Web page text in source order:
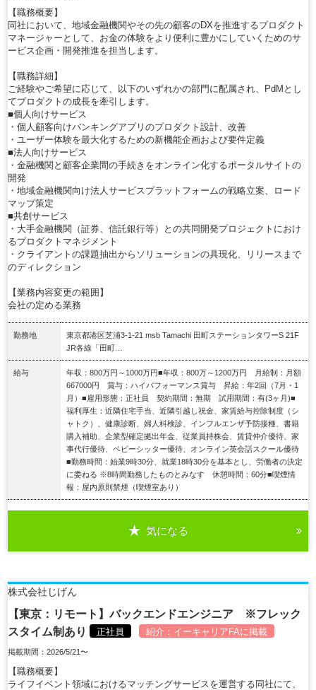
【職務概要】
同社において、地域金融機関やその先の顧客のDXを推進するプロダクト
マネージャーとして、お金の体験をより便利に豊かにしていくためのサ
ービス企画・開発推進を担当します。
【職務詳細】
ご経験やご希望に応じて、以下のいずれかの部門に配属され、PdMとし
てプロダクトの成長を牽引します。
■個人向けサービス
・個人顧客向けバンキングアプリのプロダクト設計、改善
・ユーザー体験を最大化するための新機能企画および要件定義
■法人向けサービス
・金融機関と顧客企業間の手続きをオンライン化するポータルサイトの
開発
・地域金融機関向け法人サービスプラットフォームの戦略立案、ロード
マップ策定
■共創サービス
・大手金融機関（証券、信託銀行等）との共同開発プロジェクトにおけ
るプロダクトマネジメント
・クライアントの課題抽出からソリューションの具現化、リリースまで
のディレクション
【業務内容変更の範囲】
会社の定める業務
勤務地
東京都港区芝浦3-1-21 msb Tamachi 田町ステーションタワーS 21F
JR各線「田町…
給与
年収：800万円～1000万円■年収：800万～1200万円 月給制：月額
667000円 賞与：ハイパフォーマンス賞与 昇給：年2回（7月・1
月）■雇用形態：正社員 契約期間：無期 試用期間：有(3ヶ月)■
福利厚生：近隣住宅手当、近隣引越し祝金、家賃給与控除制度（シ
ャトク）、健康診断、婦人科検診、インフルエンザ予防接種、書籍
購入補助、企業型確定拠出年金、従業員持株会、賃貸仲介優待、家
事代行優待、ベビーシッター優待、オンライン英会話スクール優待
■勤務時間：始業9時30分、就業18時30分を基本とし、労働者の決定
に委ねる ※8時間勤務したものとみなす 休憩時間：60分■喫煙情
報：屋内原則禁煙（喫煙室あり）
気になる
株式会社じげん
【東京：リモート】バックエンドエンジニア ※フレック
スタイム制あり
正社員 紹介： イーキャリアFAに掲載
掲載期間：2026/5/21〜
【職務概要】
ライフイベント領域におけるマッチングサービスを運営する同社にて、